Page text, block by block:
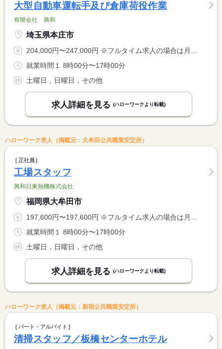
大型自動車運転手及び倉庫荷役作業
有限会社 興和
埼玉県本庄市
204,000円〜247,000円 ※フルタイム求人の場合は月額（換算額）、パート求人の場合は時間額を表示しています。
就業時間１ 8時00分〜17時00分
土曜日，日曜日，その他
求人詳細を見る (ハローワークより転載)
ハローワーク求人（掲載元：大牟田公共職業安定所）
正社員
工場スタッフ
興和日東熱機株式会社
福岡県大牟田市
197,600円〜197,600円 ※フルタイム求人の場合は月額（換算額）、パート求人の場合は時間額を表示しています。
就業時間１ 8時00分〜17時00分
土曜日，日曜日，その他
求人詳細を見る (ハローワークより転載)
ハローワーク求人（掲載元：新宿公共職業安定所）
パート・アルバイト
清掃スタッフ／板橋センターホテル